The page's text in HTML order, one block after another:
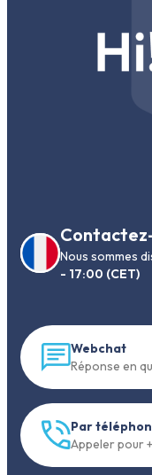
Nous sommes
- 17:00 (CET)
Webchat
Réponse en
Par
Appeler pour